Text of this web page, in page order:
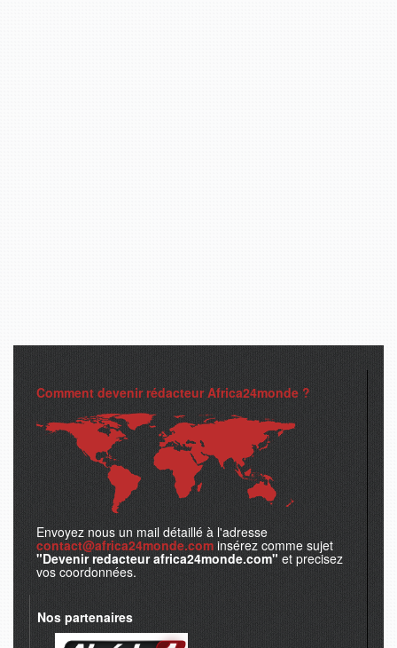
Comment devenir rédacteur Africa24monde ?
Envoyez nous un mail détaillé à l'adresse
contact@africa24monde.com insérez comme sujet
"Devenir redacteur africa24monde.com" et precisez
vos coordonnées.
Nos partenaires